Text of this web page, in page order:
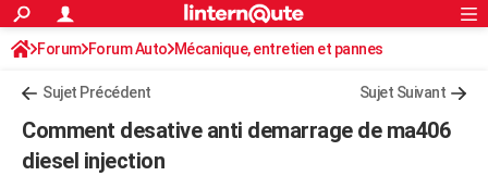
ACTUALITÉS
Politique
Société
Faits Divers
Education
Monde
Villes
+
Programme TV
TNTStreaming
Cinéma
Sorties cinéma
Musique
FINANCE
Rechercher
S'inscrire
Connexion
Forum Forum Auto Mécanique, entretien et pannes
Sujet Précédent Sujet Suivant
Comment desative anti demarrage de ma406
diesel injection